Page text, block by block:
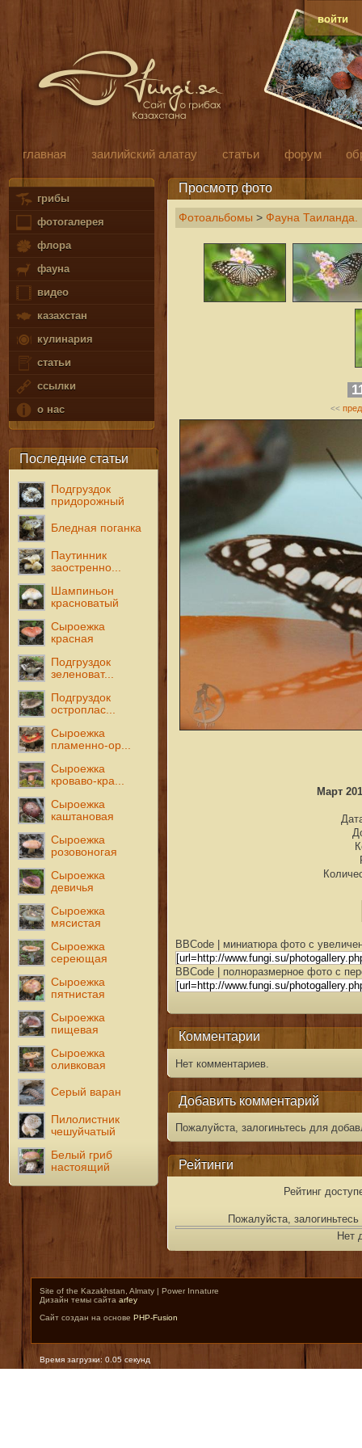
войти
главная заилийский алатау статьи форум
грибы
фотогалерея
флора
фауна
видео
казахстан
кулинария
статьи
ссылки
о нас
Последние статьи
Подгруздок
придорожный
Бледная поганка
Паутинник
заостренно...
Шампиньон
красноватый
Сыроежка
красная
Подгруздок
зеленоват...
Подгруздок
остроплас...
Сыроежка
пламенно-ор...
Сыроежка
кроваво-кра...
Сыроежка
каштановая
Сыроежка
розовоногая
Сыроежка
девичья
Сыроежка
мясистая
Сыроежка
сереющая
Сыроежка
пятнистая
Сыроежка
пищевая
Сыроежка
оливковая
Серый варан
Пилолистник
чешуйчатый
Белый гриб
настоящий
Просмотр фото
Фотоальбомы > Фауна Таиланда.
<<
Март
BBCode | миниатюра фото с
BBCode | полноразмерное фото с
Комментарии
Нет комментариев.
Добавить комментарий
Пожалуйста, залогиньтесь для
Рейтинги
Рейтинг
Пожалуйста,
Нет
Site of the Kazakhstan, Almaty | Power Innature
Дизайн темы сайта arfey
Сайт создан на основе PHP-Fusion
Время загрузки: 0.05 секунд